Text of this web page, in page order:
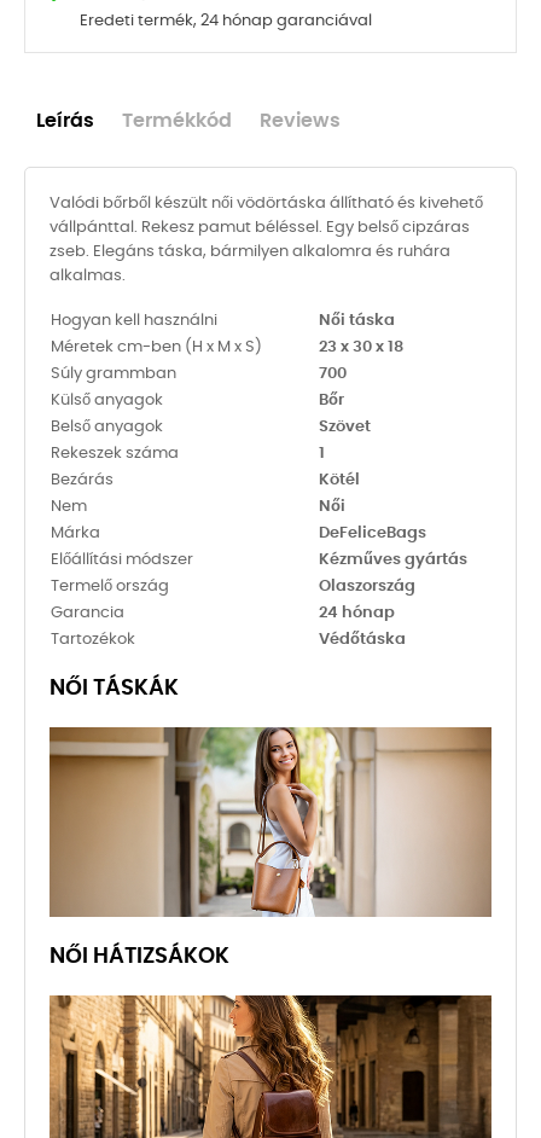
Eredeti termék, 24 hónap garanciával
Leírás Termékkód Reviews
Valódi bőrből készült női vödörtáska állítható és kivehető
vállpánttal. Rekesz pamut béléssel. Egy belső cipzáras
zseb. Elegáns táska, bármilyen alkalomra és ruhára
alkalmas.
Hogyan kell használni
Női táska
Méretek cm-ben (H x M x S)
23 x 30 x 18
Súly grammban
700
Külső anyagok
Bőr
Belső anyagok
Szövet
Rekeszek száma
1
Bezárás
Kötél
Nem
Női
Márka
DeFeliceBags
Előállítási módszer
Kézműves gyártás
Termelő ország
Olaszország
Garancia
24 hónap
Tartozékok
Védőtáska
NŐI TÁSKÁK
NŐI HÁTIZSÁKOK